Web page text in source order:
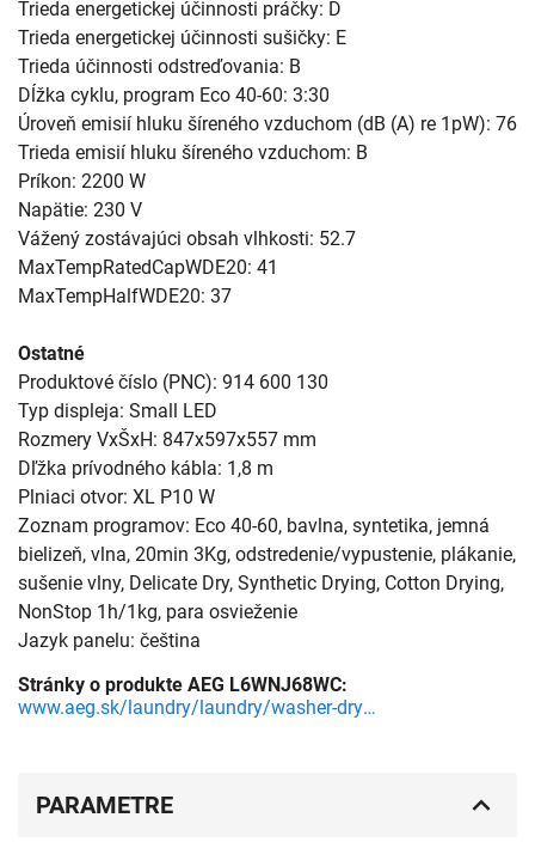
Trieda energetickej účinnosti práčky: D
Trieda energetickej účinnosti sušičky: E
Trieda účinnosti odstreďovania: B
Dĺžka cyklu, program Eco 40-60: 3:30
Úroveň emisií hluku šíreného vzduchom (dB (A) re 1pW): 76
Trieda emisií hluku šíreného vzduchom: B
Príkon: 2200 W
Napätie: 230 V
Vážený zostávajúci obsah vlhkosti: 52.7
MaxTempRatedCapWDE20: 41
MaxTempHalfWDE20: 37
Ostatné
Produktové číslo (PNC): 914 600 130
Typ displeja: Small LED
Rozmery VxŠxH: 847x597x557 mm
Dľžka prívodného kábla: 1,8 m
Plniaci otvor: XL P10 W
Zoznam programov: Eco 40-60, bavlna, syntetika, jemná
bielizeň, vlna, 20min 3Kg, odstredenie/vypustenie, plákanie,
sušenie vlny, Delicate Dry, Synthetic Drying, Cotton Drying,
NonStop 1h/1kg, para osvieženie
Jazyk panelu: čeština
Stránky o produkte AEG L6WNJ68WC:
www.aeg.sk/laundry/laundry/washer-dryers/free-standing-washer-dryer/l6wnj68wc/
PARAMETRE